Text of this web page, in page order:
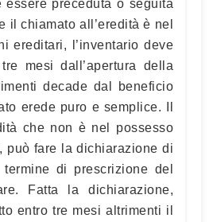
essere preceduta o seguita
il chiamato all’eredità è nel
ereditari, l’inventario deve
mesi dall’apertura della
decade dal beneficio
erede puro e semplice. Il
che non è nel possesso
può fare la dichiarazione di
di prescrizione del
Fatta la dichiarazione,
entro tre mesi altrimenti il